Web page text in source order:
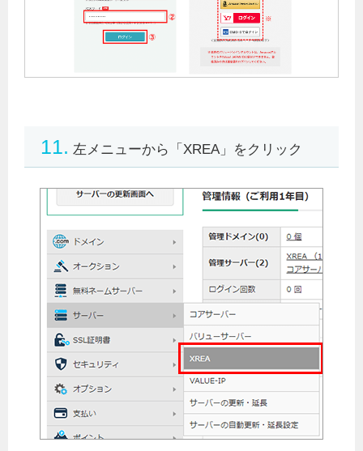
11. 左メニューから「XREA」をクリック